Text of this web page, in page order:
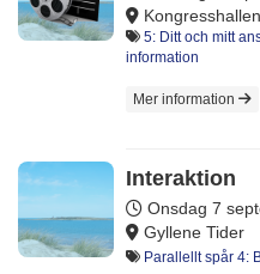
Kongresshallen
5: Ditt och mitt
information
Mer information
Interaktion
Onsdag 7
Gyllene Tider
Parallellt spår 4: